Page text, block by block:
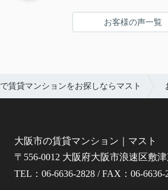
お客様の声一覧
賃貸マンションをお探しならマスト
大阪市の賃貸マンション｜マスト
〒556-0012 大阪府大阪市浪速区敷
TEL：06-6636-2828 / FAX：06-6636-